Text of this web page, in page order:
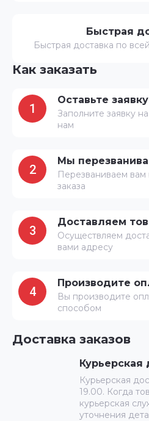
Быстрая
Быстрая доставка по
Как заказать
1
Оставьте заявку
Заполните заявку
нам
2
Мы
Перезваниваем вам
заказа
3
Доставляем
Осуществляем
вами адресу
4
Производите
Вы производите
способом
Доставка заказов
Курьерская
Курьерская
19.00. Когда
курьерская
уточнения